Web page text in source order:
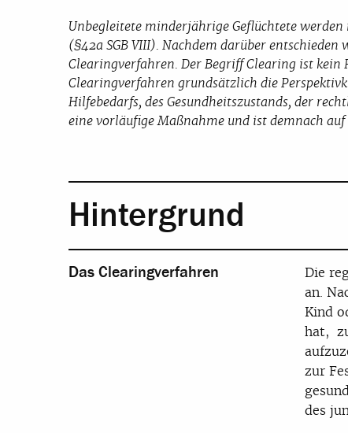
Unbegleitete minderjährige Geflüchtete
(§42a SGB VIII). Nachdem darüber
Clearingverfahren. Der Begriff Clearing ist
Clearingverfahren grundsätzlich die
Hilfebedarfs, des Gesundheitszustands, der
eine vorläufige Maßnahme und ist demnach
Hintergrund
Das Clearingverfahren
Die
an.
Kind
hat,
zur
des